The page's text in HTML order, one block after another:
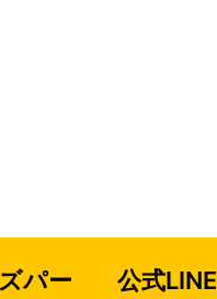
パー 公式LINE